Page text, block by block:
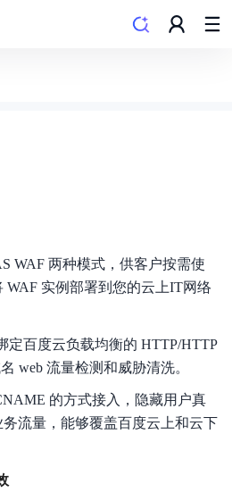
WAF 两种模式，供客户按需使
WAF 实例部署到您的云上IT网络
定百度云负载均衡的 HTTP/HTTP
web 流量检测和威胁清洗。
的方式接入，隐藏用户真
流量，能够覆盖百度云上和云下